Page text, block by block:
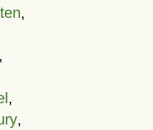
,
,
,
,